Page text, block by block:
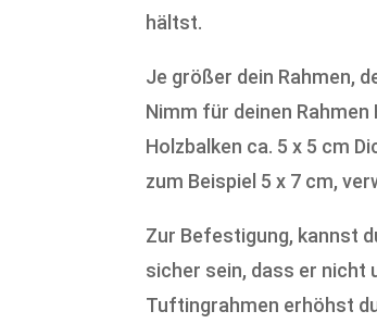
hältst.
Je größer dein Rahmen,
Nimm für deinen
Holzbalken ca. 5 x 5 cm
zum Beispiel 5 x 7 cm,
Zur Befestigung, kannst
sicher sein, dass er nicht
Tuftingrahmen erhöhst